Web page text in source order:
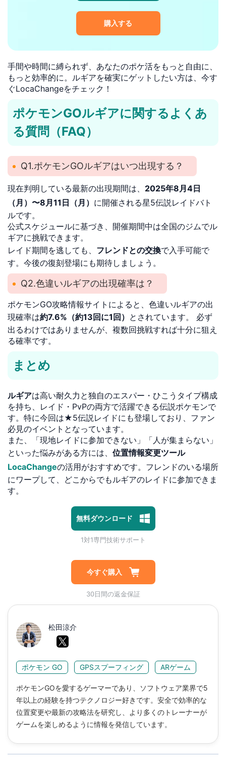
購入する
手間や時間に縛られず、あなたのポケ活をもっと自由に、
もっと効率的に。ルギアを確実にゲットしたい方は、今す
ぐLocaChangeをチェック！
ポケモンGOルギアに関するよくあ
る質問（FAQ）
Q1.ポケモンGOルギアはいつ出現する？
現在判明している最新の出現期間は、 2025年8月4日
（月）〜8月11日（月） に開催される星5伝説レイドバト
ルです。
公式スケジュールに基づき、開催期間中は全国のジムでル
ギアに挑戦できます。
レイド期間を逃しても、 フレンドとの交換で入手可能で
す。今後の復刻登場にも期待しましょう。
Q2.色違いルギアの出現確率は？
ポケモンGO攻略情報サイトによると、色違いルギアの出
現確率は約7.6%（約13回に1回） とされています。 必ず
出るわけではありませんが、複数回挑戦すれば十分に狙え
る確率です。
まとめ
ルギアは高い耐久力と独自のエスパー・ひこうタイプ構成
を持ち、レイド・PvPの両方で活躍できる伝説ポケモンで
す。特に今回は★5伝説レイドにも登場しており、ファン
必見のイベントとなっています。
また、「現地レイドに参加できない」「人が集まらない」
といった悩みがある方には、 位置情報変更ツール
LocaChangeの活用がおすすめです。フレンドのいる場所
にワープして、どこからでもルギアのレイドに参加できま
す。
無料ダウンロード
プライバシー保護 | 100%安全
マルウェアなし | 広告なし
1対1専門技術サポート
プライバシー保護 | 100%安全
今すぐ購入
30日間の返金保証
松田涼介
ポケモン GO GPSスプーフィング ARゲーム
ポケモンGOを愛するゲーマーであり、ソフトウェア業界で5
年以上の経験を持つテクノロジー好きです。安全で効率的な
位置変更や最新の攻略法を研究し、より多くのトレーナーが
ゲームを楽しめるように情報を発信しています。